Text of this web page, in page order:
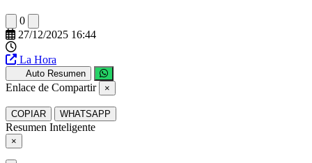
0
27/12/2025 16:44
La Hora
Auto Resumen
Enlace de Compartir ×
COPIAR WHATSAPP
Resumen Inteligente
×